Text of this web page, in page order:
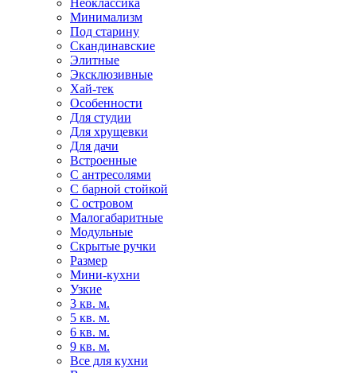
Минимализм
Под старину
Скандинавские
Элитные
Эксклюзивные
Хай-тек
Особенности
Для студии
Для хрущевки
Для дачи
Встроенные
С антресолями
С барной стойкой
С островом
Малогабаритные
Модульные
Скрытые ручки
Размер
Мини-кухни
Узкие
3 кв. м.
5 кв. м.
6 кв. м.
9 кв. м.
Все для кухни